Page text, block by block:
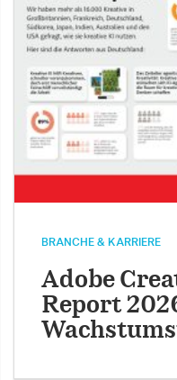
BRANCHE & KARRIERE
Adobe
Report